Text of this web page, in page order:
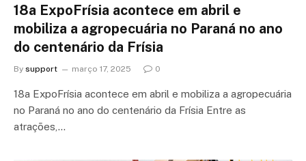
18a ExpoFrísia acontece em abril e
mobiliza a agropecuária no Paraná no ano
do centenário da Frísia
By support março 17, 2025 0
18a ExpoFrísia acontece em abril e mobiliza a agropecuária
no Paraná no ano do centenário da Frísia Entre as
atrações,…